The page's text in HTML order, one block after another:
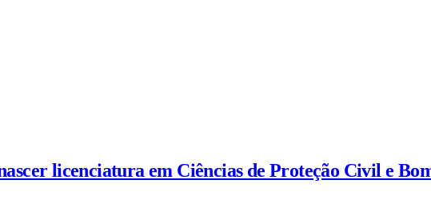
licenciatura em Ciências de Proteção Civil e